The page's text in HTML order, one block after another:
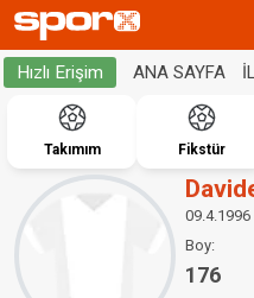
Hızlı Erişim ANA SAYFA
Takımım Fikstür
09.4.1996
Boy:
176